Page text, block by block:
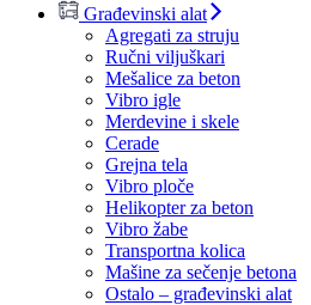
Građevinski alat
Agregati za struju
Ručni viljuškari
Mešalice za beton
Vibro igle
Merdevine i skele
Cerade
Grejna tela
Vibro ploče
Helikopter za beton
Vibro žabe
Transportna kolica
Mašine za sečenje betona
Ostalo – građevinski alat